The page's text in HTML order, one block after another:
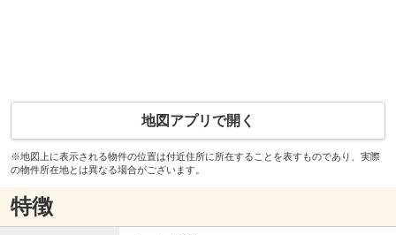
地図アプリで開く
※地図上に表示される物件の位置は付近住所に所在することを表すものであり、実際
の物件所在地とは異なる場合がございます。
特徴